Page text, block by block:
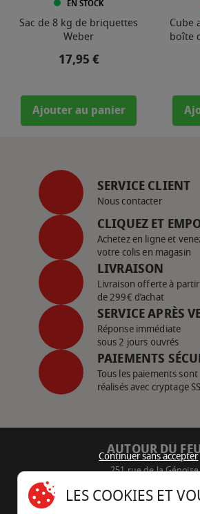
EN STOCK
Sac de 8 kg de briquettes
Weber
Prix
17,95 €
Ajouter au panier
Cube
boîte
SERVICE CLIENT
Nous contacter
CLIQUEZ ET
Achetez en ligne et
votre colis en magasin
LIVRAISON
Livraison offerte à partir
de 299€ d’achat
SERVICE APRÈS
Réponse immédiate
sous 2 jours ouvrés
PAIEMENTS
Tous les paiements sont
réalisés avec cryptage
AUTOUR DU
251 rue de la Génoise
05 45 22 98
Continuer sans accepter
LES COOKIES ET